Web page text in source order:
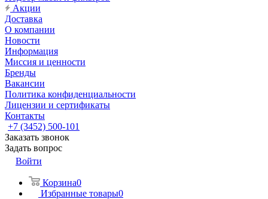
Акции
Доставка
О компании
Новости
Информация
Миссия и ценности
Бренды
Вакансии
Политика конфиденциальности
Лицензии и сертификаты
Контакты
+7 (3452) 500-101
Заказать звонок
Задать вопрос
Войти
Корзина0
Избранные товары0